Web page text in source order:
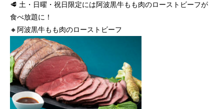
🥩 土・日曜・祝日限定には阿波黒牛もも肉のローストビーフが
食べ放題に！
🔸阿波黒牛もも肉のローストビーフ